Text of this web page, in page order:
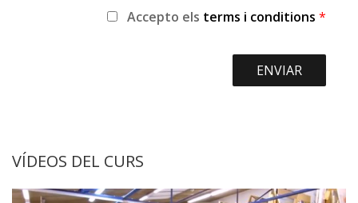
Accepto els terms i conditions *
VÍDEOS DEL CURS